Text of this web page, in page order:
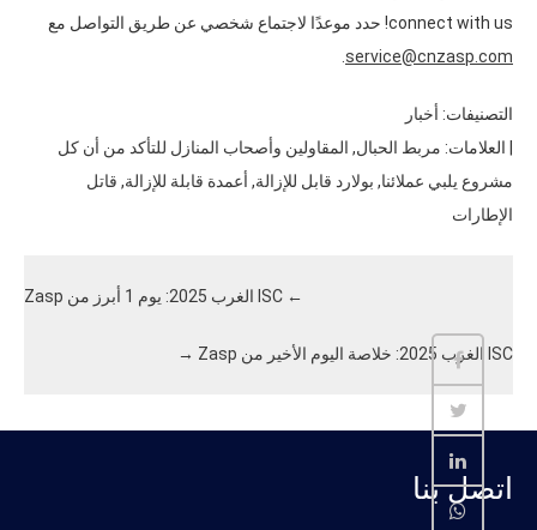
connect with us! حدد موعدًا لاجتماع شخصي عن طريق التواصل مع
service@cnzasp.com
التصنيفات: أخبار
| العلامات: مربط الحبال, المقاولين وأصحاب المنازل للتأكد من أن كل
مشروع يلبي عملائنا, بولارد قابل للإزالة, أعمدة قابلة للإزالة, قاتل
الإطارات
←
ISC الغرب 2025: خلاصة اليوم الأخير من Zasp →
اتصل بنا